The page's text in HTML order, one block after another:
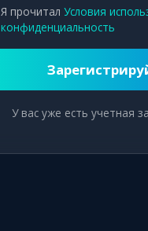
Я прочитал Условия
конфиденциальность
У вас уже есть учетная